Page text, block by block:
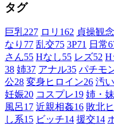
タグ
巨乳227 ロリ 162 貞操観
なり 77 乱交75 3P71 日常
さん55 Hなし55 レズ52 H
38 姉37 アナル35 パチモ
公28 変身ヒロイン26 汚
妊娠20 コスプレ19 姉・妹
風呂17 近親相姦16 敗北
し系15 ビッチ14 援交14